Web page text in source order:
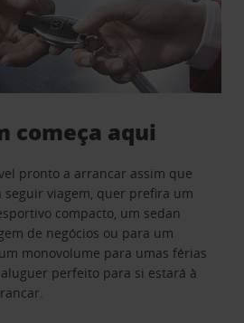
começa aqui
pronto a arrancar assim que
viagem, quer prefira um
compacto, um sedan
de negócios ou para um
monovolume para umas férias
perfeito para si estará à